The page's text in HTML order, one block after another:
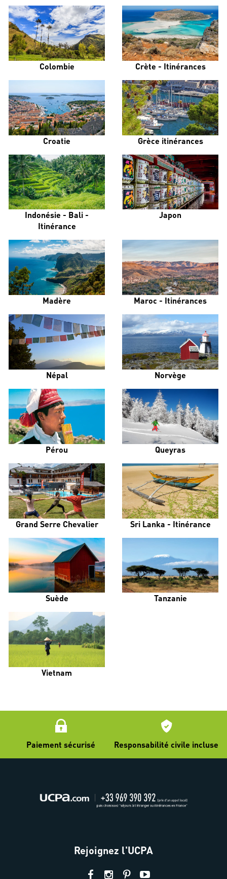
Colombie Crète - Itinérances
Croatie Grèce itinérances
Indonésie - Bali -
Itinérance
Japon
Madère Maroc - Itinérances
Népal Norvège
Pérou Queyras
Grand Serre Chevalier Sri Lanka - Itinérance
Suède Tanzanie
Vietnam
Paiement sécurisé Responsabilité civile incluse
Rejoignez l'UCPA